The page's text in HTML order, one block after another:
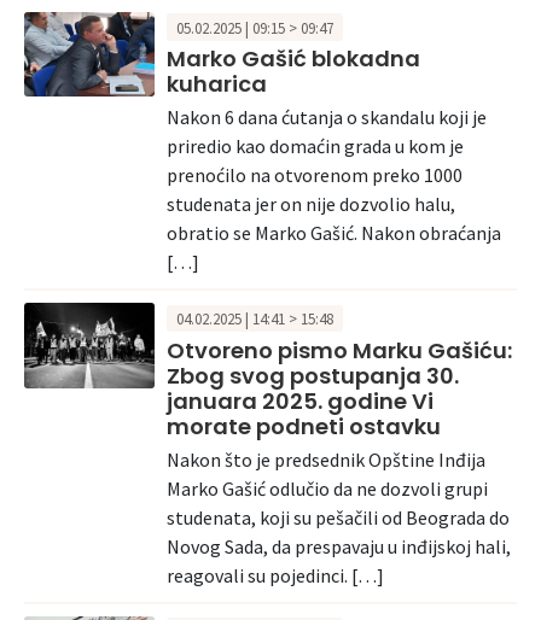
05.02.2025 | 09:15 > 09:47
Marko Gašić blokadna
kuharica
Nakon 6 dana ćutanja o skandalu koji je
priredio kao domaćin grada u kom je
prenoćilo na otvorenom preko 1000
studenata jer on nije dozvolio halu,
obratio se Marko Gašić. Nakon obraćanja
[…]
04.02.2025 | 14:41 > 15:48
Otvoreno pismo Marku Gašiću:
Zbog svog postupanja 30.
januara 2025. godine Vi
morate podneti ostavku
Nakon što je predsednik Opštine Inđija
Marko Gašić odlučio da ne dozvoli grupi
studenata, koji su pešačili od Beograda do
Novog Sada, da prespavaju u inđijskoj hali,
reagovali su pojedinci. […]